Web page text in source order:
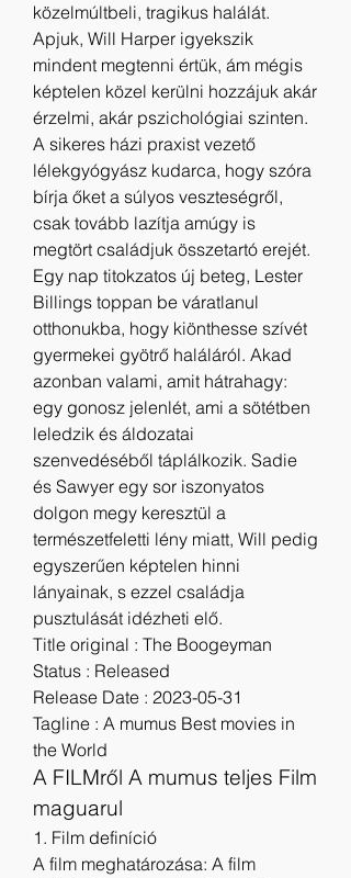
közelmúltbeli, tragikus halálát.
Apjuk, Will Harper igyekszik
mindent megtenni értük, ám mégis
képtelen közel kerülni hozzájuk akár
érzelmi, akár pszichológiai szinten.
A sikeres házi praxist vezető
lélekgyógyász kudarca, hogy szóra
bírja őket a súlyos veszteségről,
csak tovább lazítja amúgy is
megtört családjuk összetartó erejét.
Egy nap titokzatos új beteg, Lester
Billings toppan be váratlanul
otthonukba, hogy kiönthesse szívét
gyermekei gyötrő haláláról. Akad
azonban valami, amit hátrahagy:
egy gonosz jelenlét, ami a sötétben
leledzik és áldozatai
szenvedéséből táplálkozik. Sadie
és Sawyer egy sor iszonyatos
dolgon megy keresztül a
természetfeletti lény miatt, Will pedig
egyszerűen képtelen hinni
lányainak, s ezzel családja
pusztulását idézheti elő.
Title original : The Boogeyman
Status : Released
Release Date : 2023-05-31
Tagline : A mumus Best movies in
the World
A FILMről A mumus teljes Film
maguarul
1. Film definíció
A film meghatározása: A film